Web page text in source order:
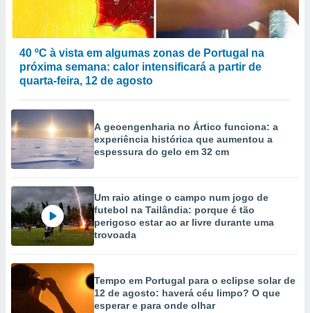
40 ºC à vista em algumas zonas de Portugal na
próxima semana: calor intensificará a partir de
quarta-feira, 12 de agosto
A geoengenharia no Ártico funciona: a
experiência histórica que aumentou a
espessura do gelo em 32 cm
Um raio atinge o campo num jogo de
futebol na Tailândia: porque é tão
perigoso estar ao ar livre durante uma
trovoada
Tempo em Portugal para o eclipse solar de
12 de agosto: haverá céu limpo? O que
esperar e para onde olhar